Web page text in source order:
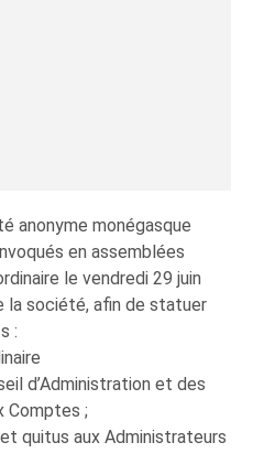
anonyme monégasque
en assemblées
le vendredi 29 juin
la société, afin de statuer
:
d’Administration et des
Comptes ;
quitus aux Administrateurs